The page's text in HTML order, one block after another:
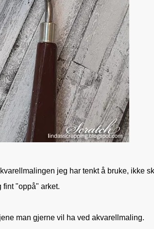
jeg har tenkt å bruke, ikke
fint "oppå" arket.
man gjerne vil ha ved akvarellmaling.